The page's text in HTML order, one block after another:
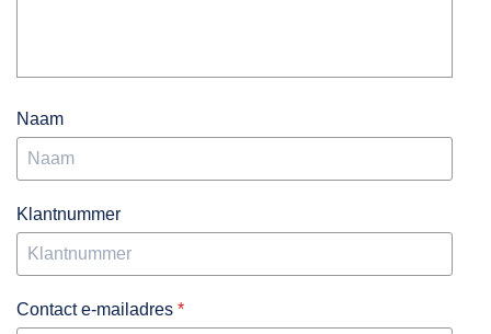
Naam
Klantnummer
Contact e-mailadres *
Direct licentie afsluiten
Nederlands
Engels